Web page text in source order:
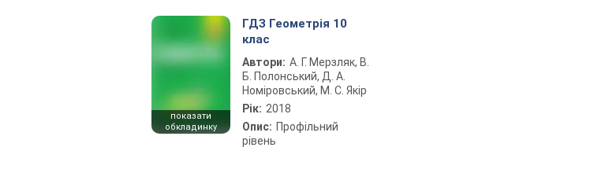
показати
обкладинку
ГДЗ Геометрія 10
клас
Автори: А. Г. Мерзляк, В.
Б. Полонський, Д. А.
Номіровський, М. С. Якір
Рік: 2018
Опис: Профільний
рівень